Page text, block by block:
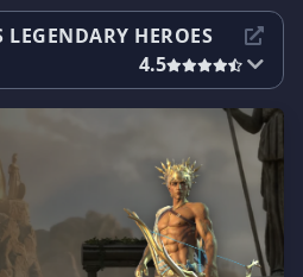
LEGENDARY HEROES
4.5